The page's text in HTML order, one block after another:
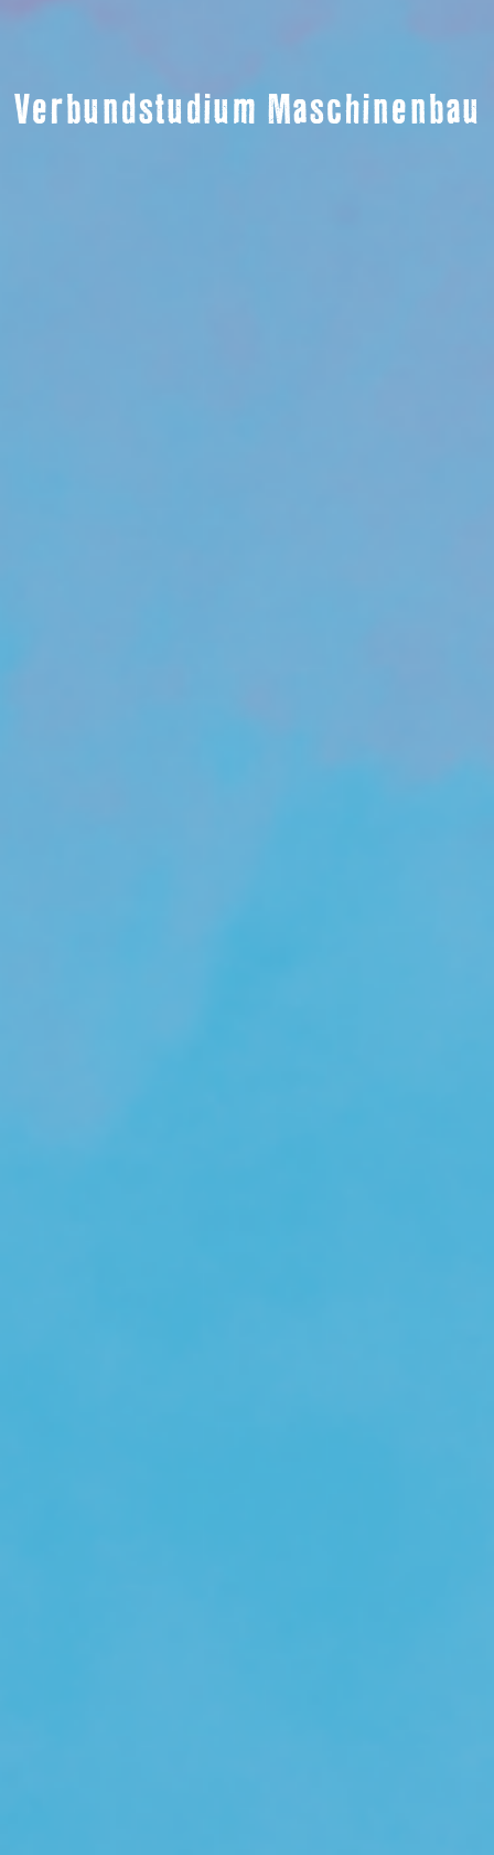
Verbundstudium Maschinenbau